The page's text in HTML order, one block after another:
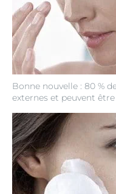
Bonne nouvelle : 80 %
externes et peuvent